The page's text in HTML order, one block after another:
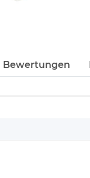
Bewertungen